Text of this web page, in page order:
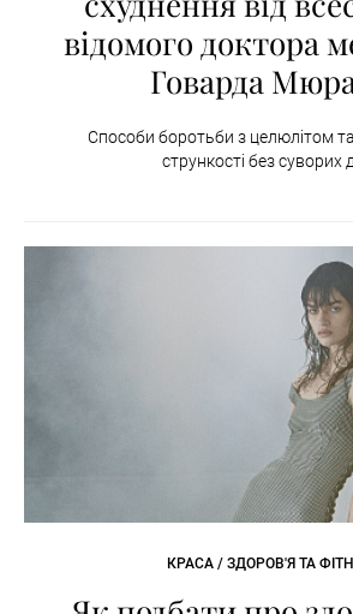
відомого доктора
Говарда
Способи боротьби з целюлітом
стрункості без суворих
КРАСА / ЗДОРОВ'Я ТА